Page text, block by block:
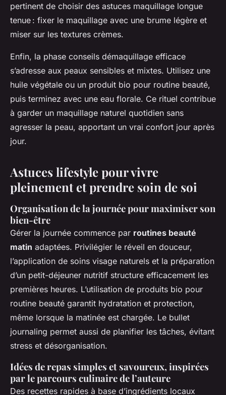
pertinent de choisir des astuces maquillage longue
tenue : fixer le maquillage avec une brume légère et
miser sur les textures crèmes.
Enfin, la phase conseils démaquillage efficace
s’adresse aux peaux sensibles et mixtes. Utilisez une
huile végétale ou un produit bio pour routine beauté,
puis terminez avec une eau florale. Ce rituel contribue
à garder un maquillage naturel quotidien sans
agresser la peau, apportant un vrai confort jour après
jour.
Astuces lifestyle pour vivre
pleinement et prendre soin de soi
Organisation de la journée pour maximiser son
bien-être
Gérer la journée commence par routines beauté
matin adaptées. Privilégier le réveil en douceur,
l’application de soins visage naturels et la préparation
d’un petit-déjeuner nutritif structure efficacement les
premières heures. L’utilisation de produits bio pour
routine beauté garantit hydratation et protection,
même lorsque la matinée est chargée. Le bullet
journaling permet aussi de planifier les tâches, évitant
stress et désorganisation.
Idées de repas simples et savoureux, inspirées
par le parcours culinaire de l’auteure
Des recettes rapides à base d’ingrédients locaux